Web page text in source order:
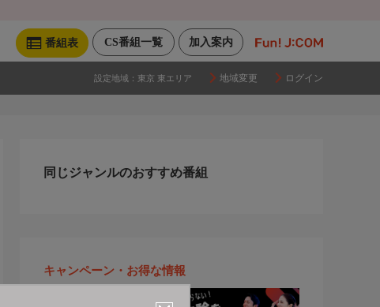
加入案内
CS番組一覧
番組表
設定地域： 東京 東エリア 地域変更 ログイン
同じジャンルのおすすめ番組
キャンペーン・お得な情報